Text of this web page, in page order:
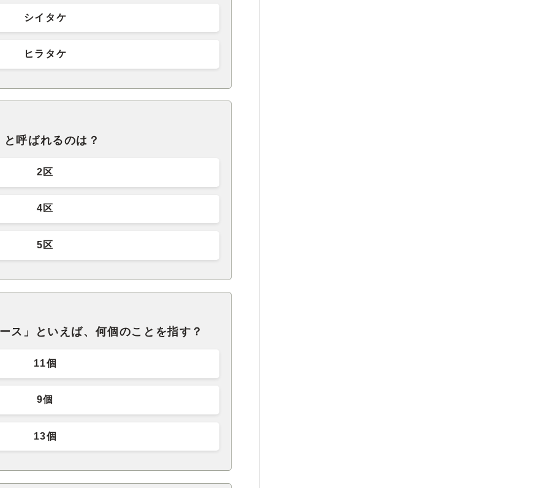
シイタケ
ヒラタケ
呼ばれるのは？
2区
4区
5区
ス」といえば、何個のことを指す？
11個
9個
13個